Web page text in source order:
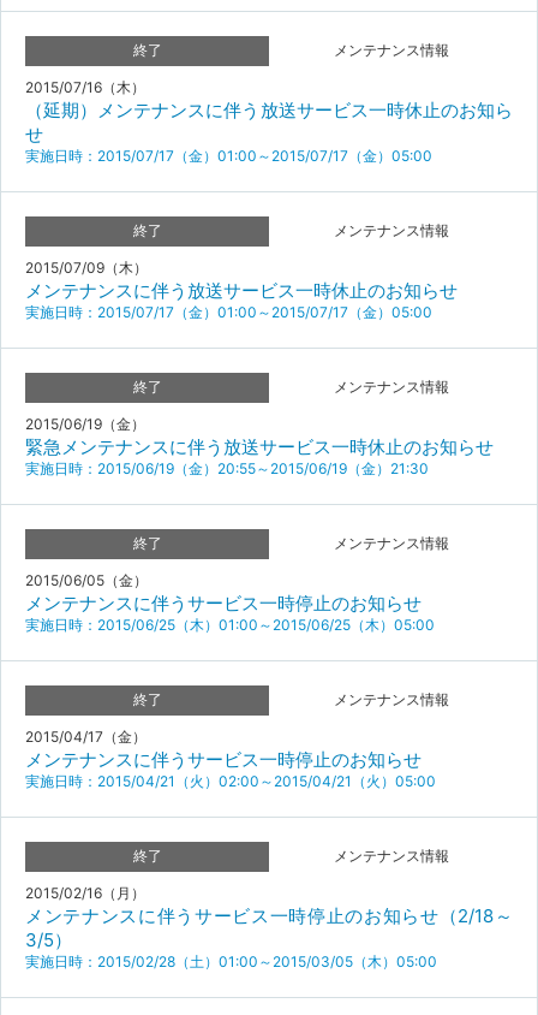
終了 メンテナンス情報
2015/07/16（木）
（延期）メンテナンスに伴う放送サービス一時休止のお知ら
せ
実施日時：2015/07/17（金）01:00～2015/07/17（金）05:00
終了 メンテナンス情報
2015/07/09（木）
メンテナンスに伴う放送サービス一時休止のお知らせ
実施日時：2015/07/17（金）01:00～2015/07/17（金）05:00
終了 メンテナンス情報
2015/06/19（金）
緊急メンテナンスに伴う放送サービス一時休止のお知らせ
実施日時：2015/06/19（金）20:55～2015/06/19（金）21:30
終了 メンテナンス情報
2015/06/05（金）
メンテナンスに伴うサービス一時停止のお知らせ
実施日時：2015/06/25（木）01:00～2015/06/25（木）05:00
終了 メンテナンス情報
2015/04/17（金）
メンテナンスに伴うサービス一時停止のお知らせ
実施日時：2015/04/21（火）02:00～2015/04/21（火）05:00
終了 メンテナンス情報
2015/02/16（月）
メンテナンスに伴うサービス一時停止のお知らせ（2/18～
3/5）
実施日時：2015/02/28（土）01:00～2015/03/05（木）05:00